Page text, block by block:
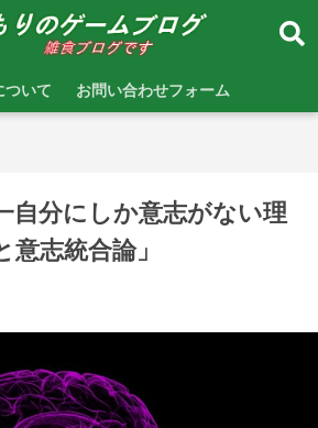
ついて お問い合わせフォーム
自分にしか意志がない理
志統合論」